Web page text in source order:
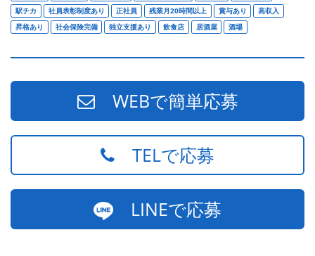
駅チカ
社員表彰制度あり 正社員 残業月20時間以上 賞与あり
高収入
昇格あり
社会保険完備 独立支援あり 飲食店 居酒屋 酒場
WEBで簡単応募
TELで応募
LINEで応募